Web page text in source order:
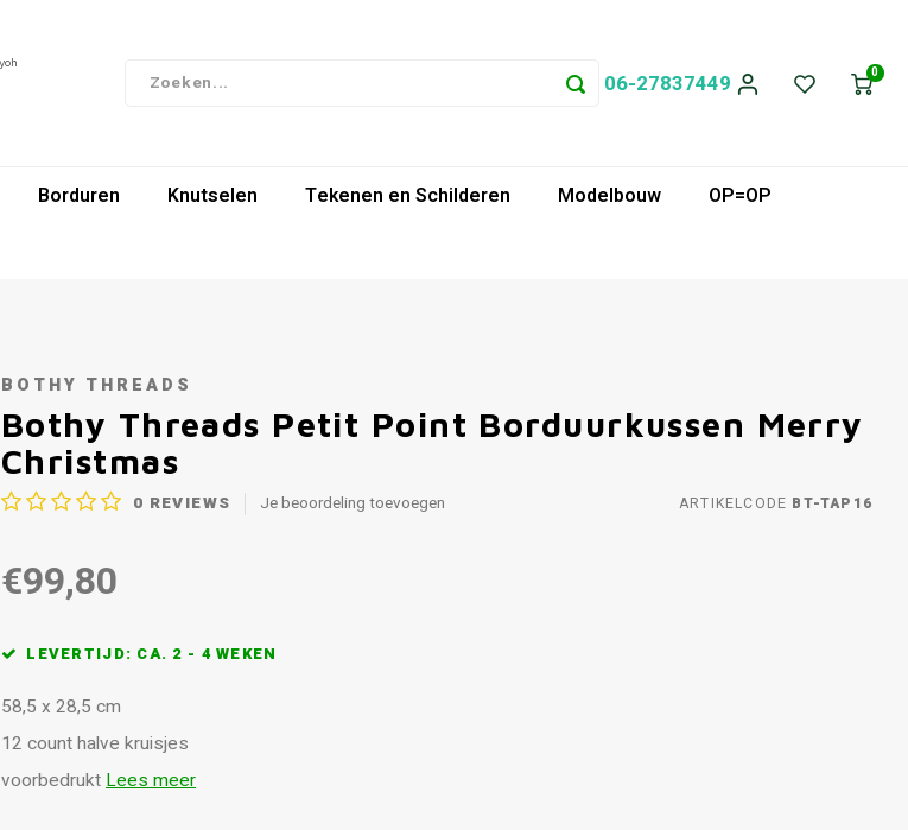
06-27837449 0
Borduren Knutselen Tekenen en Schilderen Modelbouw
OP=OP
BOTHY THREADS
Bothy Threads Petit Point Borduurkussen Merry
Christmas
0 REVIEWS Je beoordeling toevoegen ARTIKELCODE BT-TAP16
€99,80
LEVERTIJD: CA. 2 - 4 WEKEN
58,5 x 28,5 cm
12 count halve kruisjes
voorbedruktLees meer